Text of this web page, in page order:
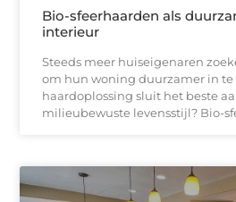
Bio-sfeerhaarden als
interieur
Steeds meer huiseigenaren
om hun woning duurzamer in te
haardoplossing sluit het beste
milieubewuste levensstijl? Bio-